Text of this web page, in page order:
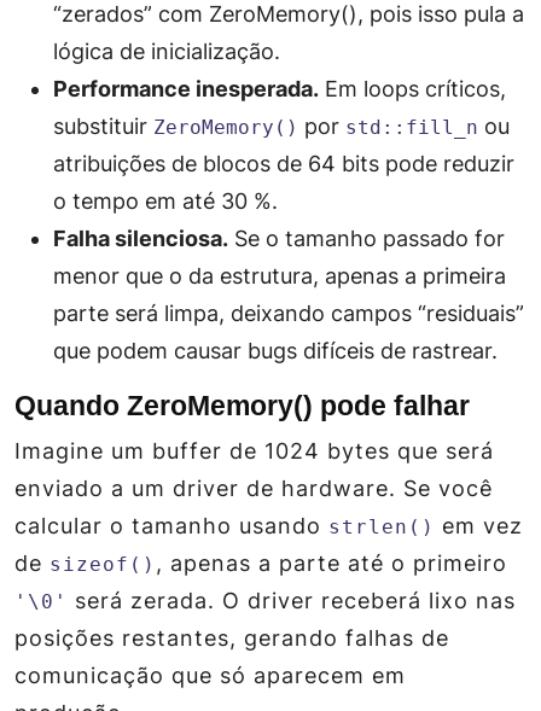
“zerados” com ZeroMemory(), pois isso pula a
lógica de inicialização.
Performance inesperada. Em loops críticos,
substituir ZeroMemory() por std::fill_n ou
atribuições de blocos de 64 bits pode reduzir
o tempo em até 30 %.
Falha silenciosa. Se o tamanho passado for
menor que o da estrutura, apenas a primeira
parte será limpa, deixando campos “residuais”
que podem causar bugs difíceis de rastrear.
Quando ZeroMemory() pode falhar
Imagine um buffer de 1024 bytes que será
enviado a um driver de hardware. Se você
calcular o tamanho usando strlen() em vez
de sizeof() , apenas a parte até o primeiro
'\0'
será zerada. O driver receberá lixo nas
posições restantes, gerando falhas de
comunicação que só aparecem em